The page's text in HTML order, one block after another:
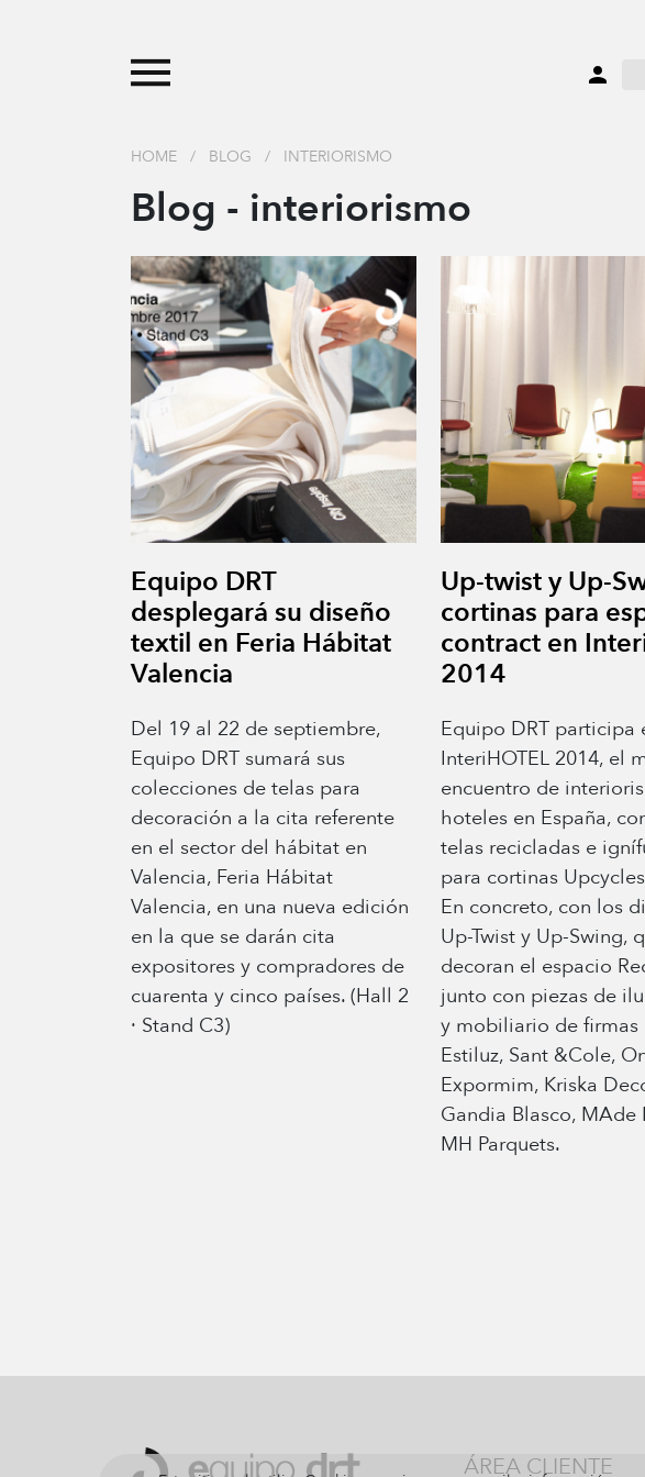
HOME / BLOG / INTERIORISMO
Blog - interiorismo
Equipo DRT
desplegará su diseño
textil en Feria Hábitat
Valencia
Del 19 al 22 de septiembre,
Equipo DRT sumará sus
colecciones de telas para
decoración a la cita referente
en el sector del hábitat en
Valencia, Feria Hábitat
Valencia, en una nueva edición
en la que se darán cita
expositores y compradores de
cuarenta y cinco países. (Hall 2
· Stand C3)
Up-twist y Up-
cortinas para
contract en
2014
Equipo DRT participa
InteriHOTEL 2014, el
encuentro de
hoteles en España,
telas recicladas e
para cortinas
En concreto, con los
Up-Twist y Up-Swing,
decoran el espacio
junto con piezas de
y mobiliario de firmas
Estiluz, Sant &Cole,
Expormim, Kriska
Gandia Blasco, MAde
MH Parquets.
ÁREA CLIENTE